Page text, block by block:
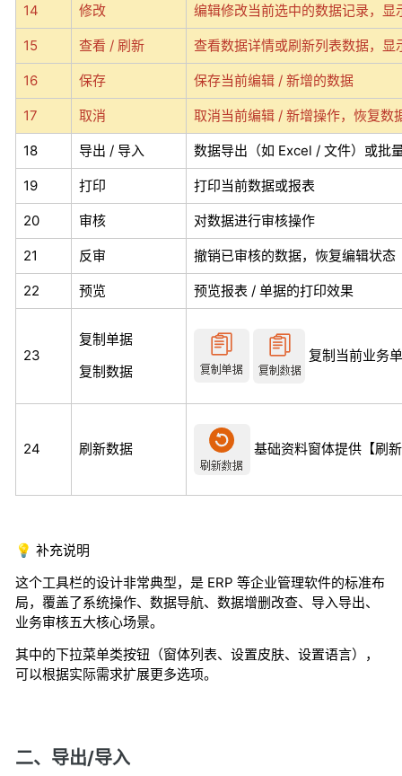
14 修改 编辑修改当前选中的数据记录，显
15 查看 / 刷新 查看数据详情或刷新列表数据，显
16 保存 保存当前编辑 / 新增的数据
17 取消 取消当前编辑 / 新增操作，恢复数
18 导出 / 导入 数据导出（如 Excel / 文件）或批
19 打印 打印当前数据或报表
20 审核 对数据进行审核操作
21 反审 撤销已审核的数据，恢复编辑状态
22 预览 预览报表 / 单据的打印效果
23
复制单据
复制数据
复制当前业务
24 刷新数据 基础资料窗体提供【刷
💡 补充说明
这个工具栏的设计非常典型，是 ERP 等企业管理软件的标准布
局，覆盖了系统操作、数据导航、数据增删改查、导入导出、
业务审核五大核心场景。
其中的下拉菜单类按钮（窗体列表、设置皮肤、设置语言），
可以根据实际需求扩展更多选项。
二、导出/导入